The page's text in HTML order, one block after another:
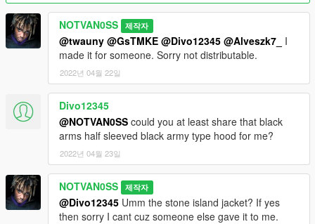
NOTVAN0SS 제작자
@twauny @GsTMKE @Divo12345 @Alveszk7_
I
made it for someone. Sorry not distributable.
2022년 04월 22일
Divo12345
@NOTVAN0SS could you at least share that black
arms half sleeved black army type hood for me?
2022년 04월 23일
NOTVAN0SS 제작자
@Divo12345 Umm the stone island jacket? If yes
then sorry I cant cuz someone else gave it to me.